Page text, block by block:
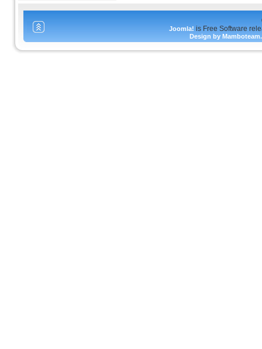
Joomla! is Free Software
Design by